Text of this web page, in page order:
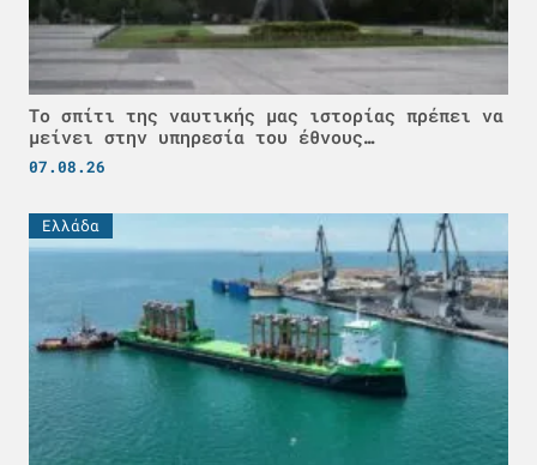
Το σπίτι της ναυτικής μας ιστορίας πρέπει να
μείνει στην υπηρεσία του έθνους…
07.08.26
Ελλάδα